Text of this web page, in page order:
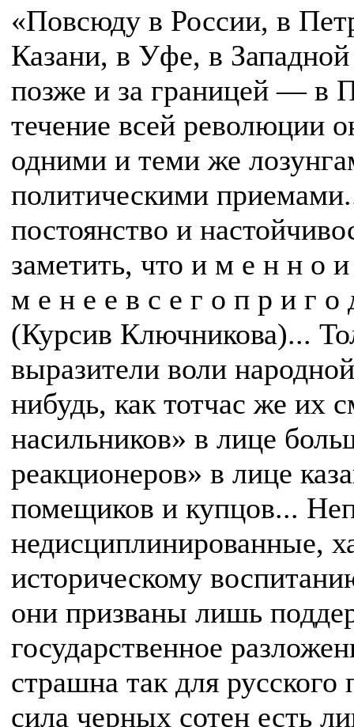
«Повсюду в России, в
Казани, в Уфе, в
позже и за границей — в
течение всей революции
одними и теми же
политическими
постоянство и
заметить, что и м е н н о
м е н е е в с е г о п р и г
(Курсив Ключникова)...
выразители воли
нибудь, как тотчас же их
насильников» в лице
реакционеров» в лице
помещиков и купцов...
недисциплинированные,
историческому
они призваны лишь
государственное
страшна так для
сила черных сотен есть